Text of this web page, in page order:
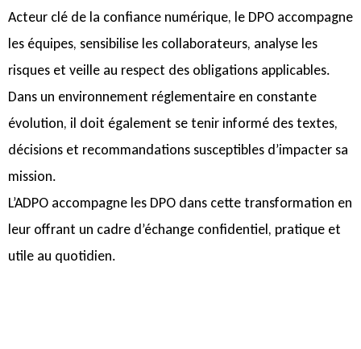
Acteur clé de la confiance numérique, le DPO accompagne
les équipes, sensibilise les collaborateurs, analyse les
risques et veille au respect des obligations applicables.
Dans un environnement réglementaire en constante
évolution, il doit également se tenir informé des textes,
décisions et recommandations susceptibles d’impacter sa
mission.
L’ADPO accompagne les DPO dans cette transformation en
leur offrant un cadre d’échange confidentiel, pratique et
utile au quotidien.